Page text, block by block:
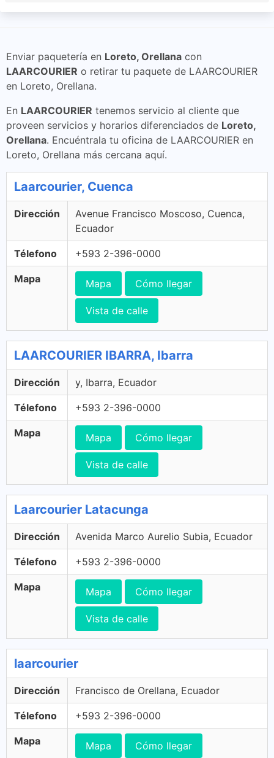
Enviar paquetería en Loreto, Orellana con
LAARCOURIER o retirar tu paquete de LAARCOURIER
en Loreto, Orellana.
En LAARCOURIER tenemos servicio al cliente que
proveen servicios y horarios diferenciados de Loreto,
Orellana. Encuéntrala tu oficina de LAARCOURIER en
Loreto, Orellana más cercana aquí.
Laarcourier, Cuenca
Dirección
Avenue Francisco Moscoso, Cuenca,
Ecuador
Télefono +593 2-396-0000
Mapa Mapa Cómo llegar
Vista de calle
LAARCOURIER IBARRA, Ibarra
Dirección y, Ibarra, Ecuador
Télefono +593 2-396-0000
Mapa Mapa Cómo llegar
Vista de calle
Laarcourier Latacunga
Dirección Avenida Marco Aurelio Subia, Ecuador
Télefono +593 2-396-0000
Mapa Mapa Cómo llegar
Vista de calle
laarcourier
Dirección Francisco de Orellana, Ecuador
Télefono +593 2-396-0000
Mapa Mapa Cómo llegar